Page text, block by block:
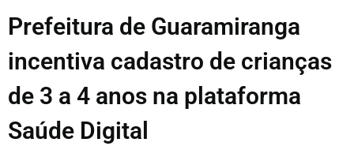
Prefeitura de Guaramiranga
incentiva cadastro de crianças
de 3 a 4 anos na plataforma
Saúde Digital